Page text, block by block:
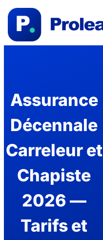
Assurance
Décennale
Carreleur et
Chapiste
2026 —
Tarifs et